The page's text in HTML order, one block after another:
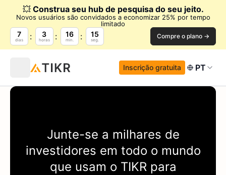
💥 Construa seu hub de pesquisa do seu jeito.
Novos usuários são convidados a economizar 25% por tempo
limitado
7
dias
3
horas
16
min.
15
seg. Compre o plano →
Inscrição gratuita PT
Junte-se a milhares de
investidores em todo o mundo
que usam o TIKRpara